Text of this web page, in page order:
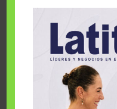
Cuando la
sueños Fairmont